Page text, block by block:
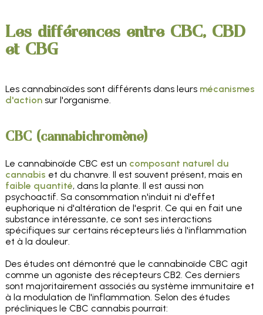
Les différences entre CBC, CBD
et CBG
Les cannabinoïdes sont différents dans leurs mécanismes
d'actionsur l'organisme.
CBC (cannabichromène)
Le cannabinoïde CBC est un composant naturel du
cannabis et du chanvre. Il est souvent présent, mais en
faible quantité, dans la plante. Il est aussi non
psychoactif. Sa consommation n'induit ni d'effet
euphorique ni d'altération de l'esprit. Ce qui en fait une
substance intéressante, ce sont ses interactions
spécifiques sur certains récepteurs liés à l'inflammation
et à la douleur.
Des études ont démontré que le cannabinoïde CBC agit
comme un agoniste des récepteurs CB2. Ces derniers
sont majoritairement associés au système immunitaire et
à la modulation de l'inflammation. Selon des études
précliniques le CBC cannabis pourrait: